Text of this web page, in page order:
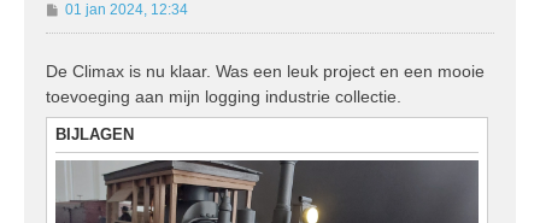
B
e
i
c
h
t
01 jan 2024, 12:34
De Climax is nu klaar. Was een leuk project en een mooie
toevoeging aan mijn logging industrie collectie.
BIJLAGEN